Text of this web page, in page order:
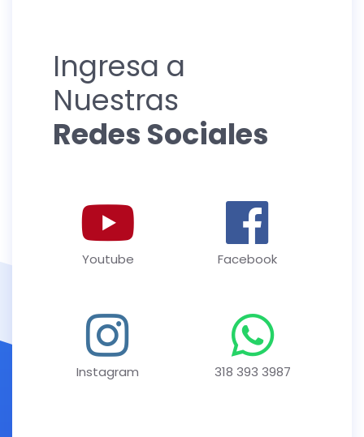
Ingresa a
Nuestras
Redes Sociales
Youtube Facebook
Instagram 318 393 3987